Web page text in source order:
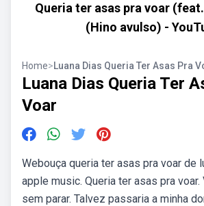
Queria ter asas pra voar
(Hino avulso) -
Home>Luana Dias Queria Ter Asas Pra
Luana Dias Queria Ter
Voar
Webouça queria ter asas pra voar de
apple music. Queria ter asas pra voar.
sem parar. Talvez passaria a minha